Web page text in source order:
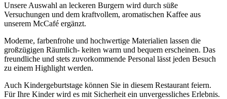
Unsere Auswahl an leckeren Burgern wird durch süße
Versuchungen und dem kraftvollem, aromatischen Kaffee aus
unserem McCafé ergänzt.
Moderne, farbenfrohe und hochwertige Materialien lassen die
großzügigen Räumlich- keiten warm und bequem erscheinen. Das
freundliche und stets zuvorkommende Personal lässt jeden Besuch
zu einem Highlight werden.
Auch Kindergeburtstage können Sie in diesem Restaurant feiern.
Für Ihre Kinder wird es mit Sicherheit ein unvergessliches Erlebnis.